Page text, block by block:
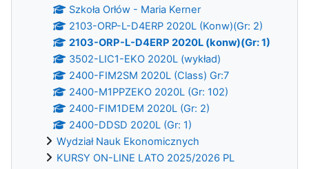
Szkoła Orłów - Maria Kerner
2103-ORP-L-D4ERP 2020L (Konw)(Gr: 2)
2103-ORP-L-D4ERP 2020L (konw)(Gr: 1)
3502-LIC1-EKO 2020L (wykład)
2400-FIM2SM 2020L (Class) Gr:7
2400-M1PPZEKO 2020L (Gr: 102)
2400-FIM1DEM 2020L (Gr: 2)
2400-DDSD 2020L (Gr: 1)
Wydział Nauk Ekonomicznych
KURSY ON-LINE LATO 2025/2026 PL